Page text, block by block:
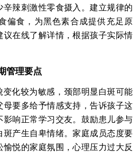
辛辣刺激性零食摄入。建立规律的
偏食，为黑色素合成提供充足原
议在线了解详情，根据孩子实际情
管理要点
变化较为敏感，颈部明显白斑可能
母要多给予情感支持，告诉孩子这
影响正常学习交友。鼓励患儿参与
斑产生自卑情绪。家庭成员态度要
愉悦的家庭氛围，心理压力过大反